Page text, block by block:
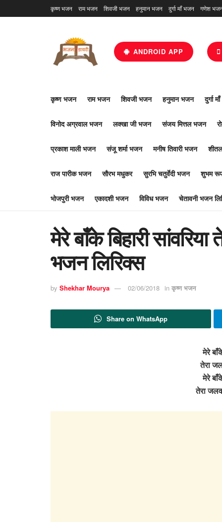
कृष्ण भजन राम भजन शिवजी भजन हनुमान भजन दुर्गा माँ भजन गणेश
ANDROID APP
कृष्ण भजन राम भजन शिवजी भजन हनुमान भजन दुर्गा
विनोद अग्रवाल भजन लक्खा जी भजन संजय मित्तल भजन
प्रकाश माली भजन संजू शर्मा भजन मनीष तिवारी भजन
राज पारीक भजन सौरभ मधुकर सुरभि चतुर्वेदी भजन शुभम
भोजपुरी भजन एकादशी भजन विविध भजन चेतावनी भजन
मेरे बाँके बिहारी
भजन लिरिक्स
by Shekhar Mourya 02/06/2018 in कृष्ण भजन
Share on WhatsApp
मेरे
तेरा
मेरे
तेरा